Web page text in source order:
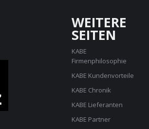
WEITERE
SEITEN
KABE
Firmenphilosophie
KABE Kundenvorteile
KABE Chronik
KABE Lieferanten
KABE Partner